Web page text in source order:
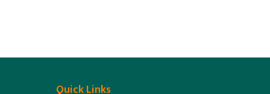
Quick Links